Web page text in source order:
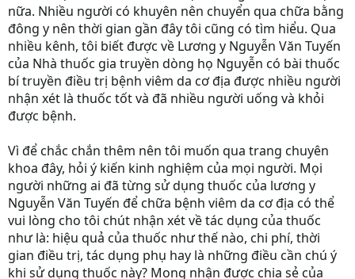
nữa. Nhiều người có khuyên nên chuyển qua chữa bằng
đông y nên thời gian gần đây tôi cũng có tìm hiểu. Qua
nhiều kênh, tôi biết được về Lương y Nguyễn Văn Tuyến
của Nhà thuốc gia truyền dòng họ Nguyễn có bài thuốc
bí truyền điều trị bệnh viêm da cơ địa được nhiều người
nhận xét là thuốc tốt và đã nhiều người uống và khỏi
được bệnh.
Vì để chắc chắn thêm nên tôi muốn qua trang chuyên
khoa đây, hỏi ý kiến kinh nghiệm của mọi người. Mọi
người những ai đã từng sử dụng thuốc của lương y
Nguyễn Văn Tuyến để chữa bệnh viêm da cơ địa có thể
vui lòng cho tôi chút nhận xét về tác dụng của thuốc
như là: hiệu quả của thuốc như thế nào, chi phí, thời
gian điều trị, tác dụng phụ hay là những điều cần chú ý
khi sử dụng thuốc này? Mong nhận được chia sẻ của